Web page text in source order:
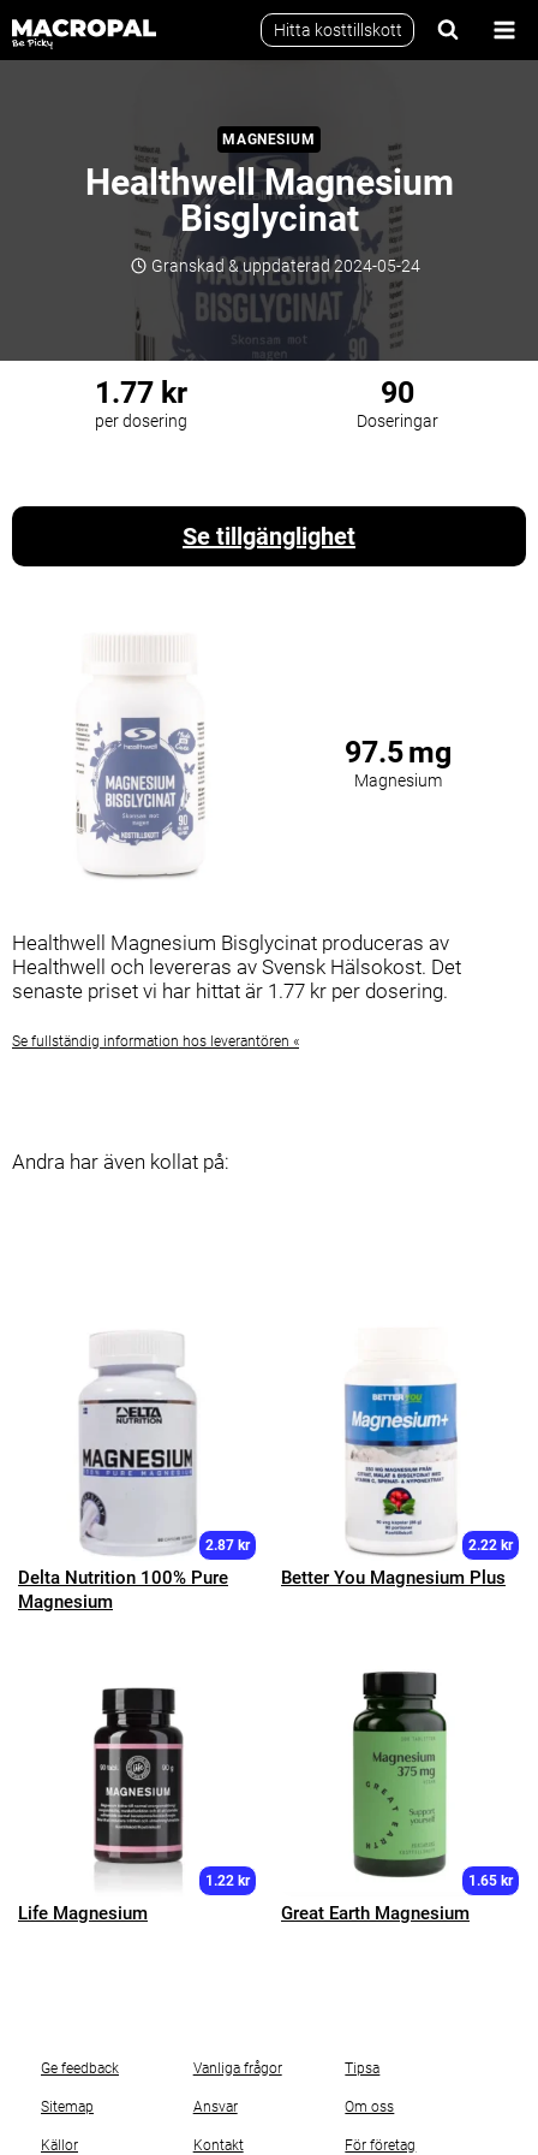
to
content
Hitta kosttillskott
MAGNESIUM
Healthwell Magnesium
Bisglycinat
Granskad & uppdaterad 2024-05-24
97.5mg
Magnesium
Healthwell Magnesium Bisglycinat produceras av
Healthwell och levereras av Svensk Hälsokost. Det
senaste priset vi har hittat är 1.77 kr per dosering.
Se fullständig information hos leverantören «
Andra har även kollat på:
1.77 kr
per dosering
90
Doseringar
Se tillgänglighet
2.87 kr
Delta Nutrition 100% Pure
Magnesium
2.22 kr
Better You Magnesium Plus
1.22 kr
Life Magnesium
1.65 kr
Great Earth Magnesium
Ge feedback
Sitemap
Källor
Vanliga frågor
Ansvar
Kontakt
Tipsa
Om oss
För företag